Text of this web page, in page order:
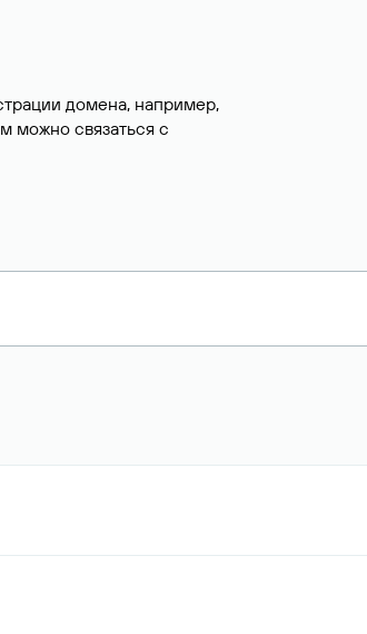
домена, например,
можно связаться с